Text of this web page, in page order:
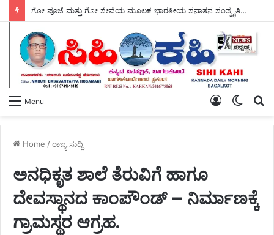
12 ನೇ. ರಾಷ್ಟ್ರೀಯ ಕೈಮಗ್ಗ ದಿನದ – ಹಾರ್ದಿಕ ಶುಭಾಶಯಗಳು.
Menu
Switch
Log
Home /ರಾಜ್ಯ ಸುದ್ದಿ
ಅನಧಿಕೃತ ಶಾಲೆ ತೆರುವಿಗೆ ಹಾಗೂ
ದೇವಸ್ಥಾನದ ಕಾಂಪೌಂಡ್ – ನಿರ್ಮಾಣಕ್ಕೆ
ಗ್ರಾಮಸ್ಥರ ಆಗ್ರಹ.